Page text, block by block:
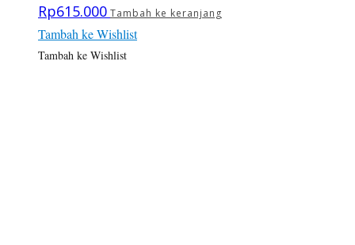
Rp615.000 Tambah ke keranjang
Tambah ke Wishlist
Tambah ke Wishlist